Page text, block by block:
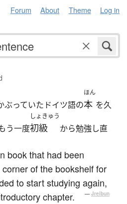
Forum About Theme Log in
ぶっていたドイツ語の
ほん
本 を久
う一度
しょきゅう
初級
から勉強し直
book that had been
of the bookshelf for
to start studying again,
chapter.
— Jreibun